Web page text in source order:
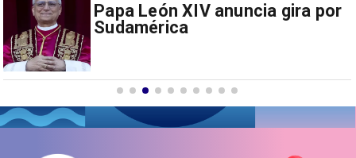
China restringe exportación de
drones a EEUU y sanciona